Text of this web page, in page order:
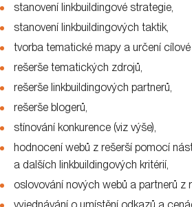
stanovení linkbuildingové strategie,
stanovení linkbuildingových taktik,
tvorba tematické mapy a určení cílové
rešerše tematických zdrojů,
rešerše linkbuildingových partnerů,
rešerše blogerů,
stínování konkurence (viz výše),
hodnocení webů z rešerší pomocí
a dalších linkbuildingových kritérií,
oslovování nových webů a partnerů z